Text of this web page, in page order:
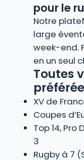
pour le
Notre
large
week-end.
en un seul
Toutes
XV de
Coupes
Top 14, Pro
3
Rugby à 7